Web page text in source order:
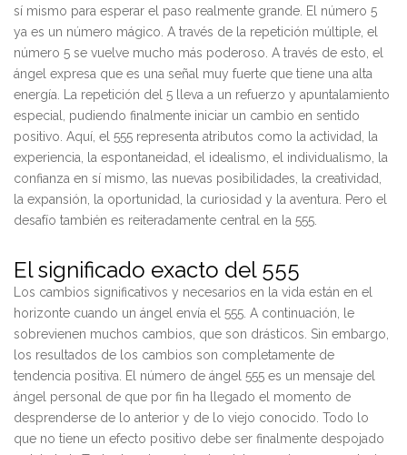
sí mismo para esperar el paso realmente grande. El número 5
ya es un número mágico. A través de la repetición múltiple, el
número 5 se vuelve mucho más poderoso. A través de esto, el
ángel expresa que es una señal muy fuerte que tiene una alta
energía. La repetición del 5 lleva a un refuerzo y apuntalamiento
especial, pudiendo finalmente iniciar un cambio en sentido
positivo. Aquí, el 555 representa atributos como la actividad, la
experiencia, la espontaneidad, el idealismo, el individualismo, la
confianza en sí mismo, las nuevas posibilidades, la creatividad,
la expansión, la oportunidad, la curiosidad y la aventura. Pero el
desafío también es reiteradamente central en la 555.
El significado exacto del 555
Los cambios significativos y necesarios en la vida están en el
horizonte cuando un ángel envía el 555. A continuación, le
sobrevienen muchos cambios, que son drásticos. Sin embargo,
los resultados de los cambios son completamente de
tendencia positiva. El número de ángel 555 es un mensaje del
ángel personal de que por fin ha llegado el momento de
desprenderse de lo anterior y de lo viejo conocido. Todo lo
que no tiene un efecto positivo debe ser finalmente despojado